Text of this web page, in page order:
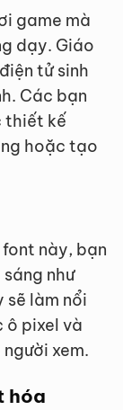
game mà
dạy. Giáo
tử sinh
Các bạn
thiết kế
hoặc tạo
này, bạn
như
sẽ làm nổi
ô pixel và
xem.
hóa